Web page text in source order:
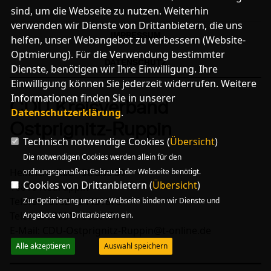
IMPRESSUM
DATENSCHUTZ
CDU Kreisverband
Heinrich - Rau - Straße 31
16816 Neuruppin
Telefon: 0152 - 24481876
Telefax: 03391 - 509613
sind, um die Webseite zu nutzen. Weiterhin
verwenden wir Dienste von Drittanbietern, die uns
helfen, unser Webangebot zu verbessern (Website-
Optmierung). Für die Verwendung bestimmter
Dienste, benötigen wir Ihre Einwilligung. Ihre
Einwilligung können Sie jederzeit widerrufen. Weitere
Informationen finden Sie in unserer
Datenschutzerklärung.
Technisch notwendige Cookies (Übersicht)
Die notwendigen Cookies werden allein für den
ordnungsgemäßen Gebrauch der Webseite benötigt.
Cookies von Drittanbietern (Übersicht)
Zur Optimierung unserer Webseite binden wir Dienste und
Angebote von Drittanbietern ein.
Alle akzeptieren Auswahl speichern